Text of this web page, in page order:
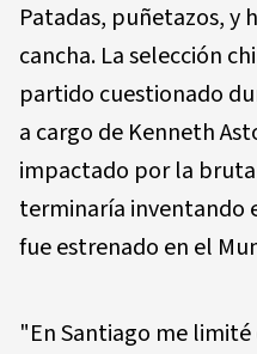
Patadas, puñetazos, y
cancha. La selección
partido cuestionado
a cargo de Kenneth
impactado por la
terminaría inventando
fue estrenado en el
"En Santiago me